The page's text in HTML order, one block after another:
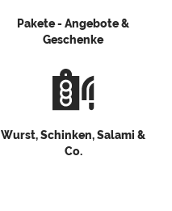
Pakete - Angebote &
Geschenke
Wurst, Schinken, Salami &
Co.